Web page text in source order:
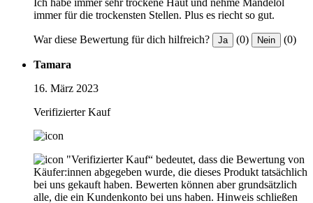
Ich habe immer sehr trockene Haut und nehme Mandelöl
immer für die trockensten Stellen. Plus es riecht so gut.
War diese Bewertung für dich hilfreich? Ja (0) Nein (0)
Tamara
16. März 2023
Verifizierter Kauf
"Verifizierter Kauf“ bedeutet, dass die Bewertung von
Käufer:innen abgegeben wurde, die dieses Produkt tatsächlich
bei uns gekauft haben. Bewerten können aber grundsätzlich
alle, die ein Kundenkonto bei uns haben. Hinweis schließen